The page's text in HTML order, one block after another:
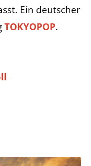
Ein deutscher
TOKYOPOP.